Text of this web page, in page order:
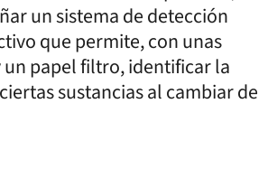
un sistema de detección
que permite, con unas
un papel filtro, identificar la
sustancias al cambiar de